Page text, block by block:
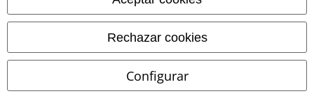
Rechazar cookies
Configurar
Envío
CORREOS RECOGIDA
CORREOS ENTREGA